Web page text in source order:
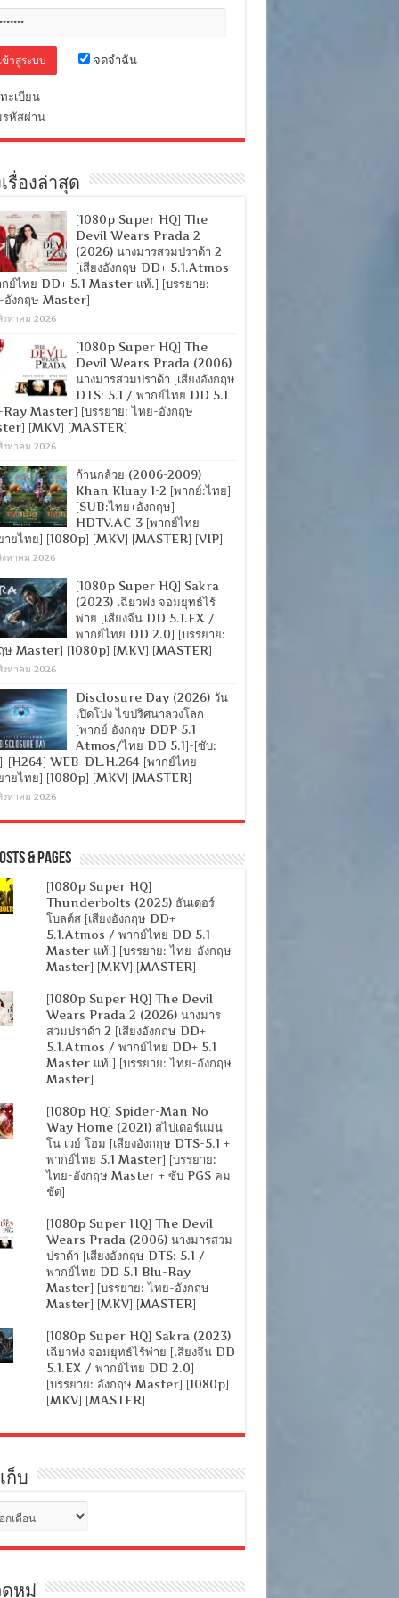
จดจำฉัน
ะเบียน
หัสผ่าน
รื่องล่าสุด
[1080p Super HQ] The
Devil Wears Prada 2
(2026) นางมารสวมปราด้า 2
[เสียงอังกฤษ DD+ 5.1.Atmos
ย์ไทย DD+ 5.1 Master แท้.] [บรรยาย:
อังกฤษ Master]
งหาคม 2026
[1080p Super HQ] The
Devil Wears Prada (2006)
นางมารสวมปราด้า [เสียงอังกฤษ
DTS: 5.1 / พากย์ไทย DD 5.1
Master] [บรรยาย: ไทย-อังกฤษ
[MKV] [MASTER]
งหาคม 2026
ก้านกล้วย (2006-2009)
Khan Kluay 1-2 [พากย์:ไทย]
[SUB:ไทย+อังกฤษ]
HDTV.AC-3 [พากย์ไทย
ายไทย] [1080p] [MKV] [MASTER] [VIP]
งหาคม 2026
[1080p Super HQ] Sakra
(2023) เฉียวฟง จอมยุทธ์ไร้
พ่าย [เสียงจีน DD 5.1.EX /
พากย์ไทย DD 2.0] [บรรยาย:
ษ Master] [1080p] [MKV] [MASTER]
งหาคม 2026
Disclosure Day (2026) วัน
เปิดโปง ไขปริศนาลวงโลก
[พากย์ อังกฤษ DDP 5.1
Atmos/ไทย DD 5.1]-[ซับ:
[H264] WEB-DL.H.264 [พากย์ไทย
ายไทย] [1080p] [MKV] [MASTER]
งหาคม 2026
& Pages
[1080p Super HQ]
Thunderbolts (2025) ธันเดอร์
โบลต์ส [เสียงอังกฤษ DD+
5.1.Atmos / พากย์ไทย DD 5.1
Master แท้.] [บรรยาย: ไทย-อังกฤษ
Master] [MKV] [MASTER]
[1080p Super HQ] The Devil
Wears Prada 2 (2026) นางมาร
สวมปราด้า 2 [เสียงอังกฤษ DD+
5.1.Atmos / พากย์ไทย DD+ 5.1
Master แท้.] [บรรยาย: ไทย-อังกฤษ
Master]
[1080p HQ] Spider-Man No
Way Home (2021) สไปเดอร์แมน
โน เวย์ โฮม [เสียงอังกฤษ DTS-5.1 +
พากย์ไทย 5.1 Master] [บรรยาย:
ไทย-อังกฤษ Master + ซับ PGS คม
ชัด]
[1080p Super HQ] The Devil
Wears Prada (2006) นางมารสวม
ปราด้า [เสียงอังกฤษ DTS: 5.1 /
พากย์ไทย DD 5.1 Blu-Ray
Master] [บรรยาย: ไทย-อังกฤษ
Master] [MKV] [MASTER]
[1080p Super HQ] Sakra (2023)
เฉียวฟง จอมยุทธ์ไร้พ่าย [เสียงจีน DD
5.1.EX / พากย์ไทย DD 2.0]
[บรรยาย: อังกฤษ Master] [1080p]
[MKV] [MASTER]
ก็บ
หมู่